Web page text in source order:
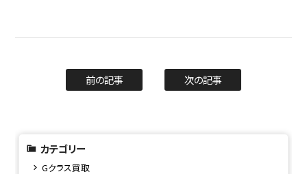
前の記事 次の記事
カテゴリー
Gクラス買取